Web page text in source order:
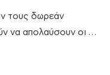
τους δωρεάν
να απολαύσουν οι …